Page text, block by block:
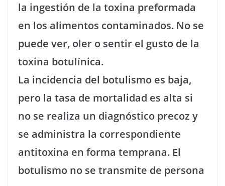
la ingestión de la toxina preformada
en los alimentos contaminados. No se
puede ver, oler o sentir el gusto de la
toxina botulínica.
La incidencia del botulismo es baja,
pero la tasa de mortalidad es alta si
no se realiza un diagnóstico precoz y
se administra la correspondiente
antitoxina en forma temprana. El
botulismo no se transmite de persona